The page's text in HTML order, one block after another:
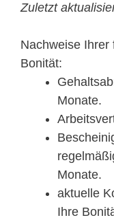
Zuletzt
Nachweise Ihrer
Bonität:
Monate.
Monate.
aktuelle
Ihre